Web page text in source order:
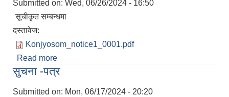
Submitted on: Wed, 06/26/2024 - 16:50
सूचीकृत सम्बन्धमा
दस्तावेज:
Konjyosom_notice1_0001.pdf
Read more
सुचना -पत्र
Submitted on: Mon, 06/17/2024 - 20:20